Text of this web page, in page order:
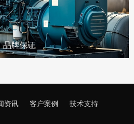
品牌保证
资讯 客户案例 技术支持